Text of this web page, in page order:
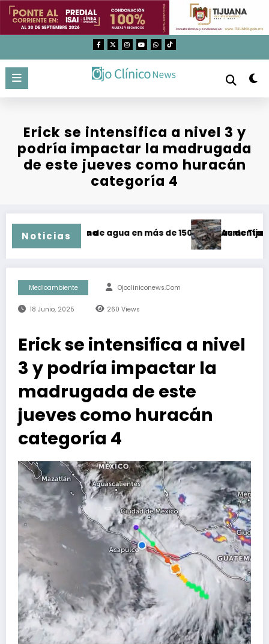
Saltar
contenido
Erick se intensifica a nivel 3 y
podría impactar la madrugada
de este jueves como huracán
categoría 4
Noticias
en Tijuana
suministro de agua en más de 150 colonias de Tijuana
Aumentan a 77
Medioambiente Ojocliniconews.com
18 Junio, 2025 260 Views
Erick se intensifica a nivel
3 y podría impactar la
madrugada de este
jueves como huracán
categoría 4